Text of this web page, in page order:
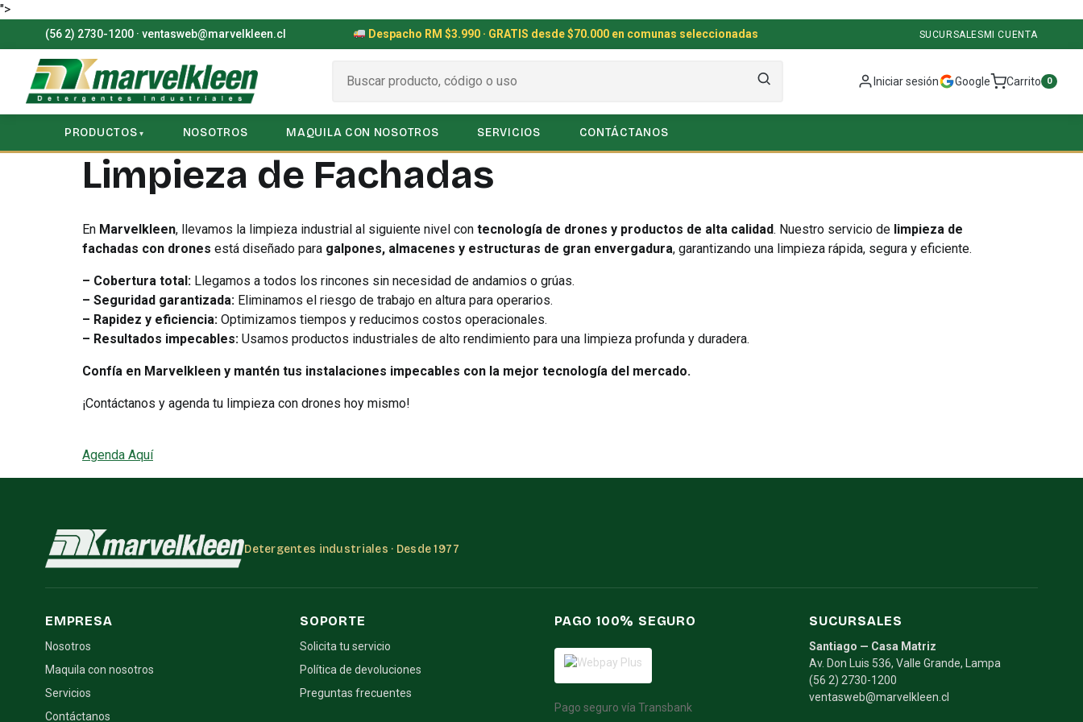
">
(56 2) 2730-1200 · ventasweb@marvelkleen.cl Despacho RM $3.990 · GRATIS desde $70.000 en comunas seleccionadas SUCURSALESMI CUENTA
Iniciar sesión Google Carrito 0
PRODUCTOS NOSOTROS MAQUILA CON NOSOTROS SERVICIOS CONTÁCTANOS
Limpieza de Fachadas
En Marvelkleen, llevamos la limpieza industrial al siguiente nivel con tecnología de drones y productos de alta calidad. Nuestro servicio de limpieza de
fachadas con drones está diseñado para galpones, almacenes y estructuras de gran envergadura, garantizando una limpieza rápida, segura y eficiente.
– Cobertura total: Llegamos a todos los rincones sin necesidad de andamios o grúas.
– Seguridad garantizada: Eliminamos el riesgo de trabajo en altura para operarios.
– Rapidez y eficiencia: Optimizamos tiempos y reducimos costos operacionales.
– Resultados impecables: Usamos productos industriales de alto rendimiento para una limpieza profunda y duradera.
Confía en Marvelkleen y mantén tus instalaciones impecables con la mejor tecnología del mercado.
¡Contáctanos y agenda tu limpieza con drones hoy mismo!
Agenda Aquí
Detergentes industriales · Desde 1977
EMPRESA
Nosotros
Maquila con nosotros
Servicios
Contáctanos
SOPORTE
Solicita tu servicio
Política de devoluciones
Preguntas frecuentes
PAGO 100% SEGURO
Pago seguro vía Transbank
SUCURSALES
Santiago — Casa Matriz
Av. Don Luis 536, Valle Grande, Lampa
(56 2) 2730-1200
ventasweb@marvelkleen.cl